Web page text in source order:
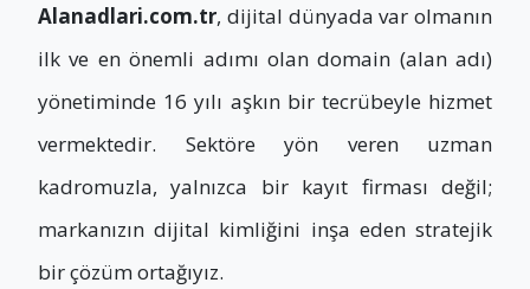
Alanadlari.com.tr, dijital dünyada var olmanın
ilk ve en önemli adımı olan domain (alan adı)
yönetiminde 16 yılı aşkın bir tecrübeyle hizmet
vermektedir. Sektöre yön veren uzman
kadromuzla, yalnızca bir kayıt firması değil;
markanızın dijital kimliğini inşa eden stratejik
bir çözüm ortağıyız.